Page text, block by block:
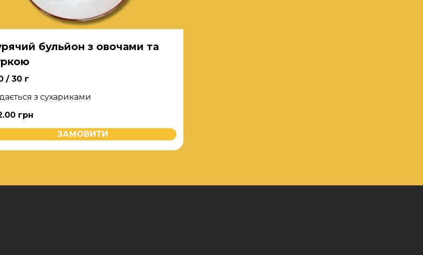
бульйон з овочами та
/ 30 г
з сухариками
грн
ЗАМОВИТИ